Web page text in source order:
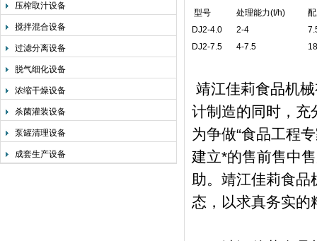
压榨取汁设备
搅拌混合设备
过滤分离设备
脱气细化设备
浓缩干燥设备
杀菌灌装设备
泵罐清理设备
成套生产设备
型号 处理能力(t/h)
DJ2-4.0
2-4
DJ2-7.5
4-7.5
靖江佳莉食品机
计制造的同时，充
为争做“食品工程
建立*的售前售中
助。靖江佳莉食品
态，以求真务实的